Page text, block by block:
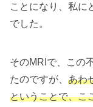
ことになり、私に
でした。
そのMRIで、この
たのですが、 あわ
ということで、こ